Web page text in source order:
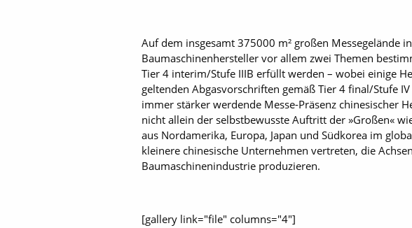
Auf dem insgesamt 375000 m² großen Messegelände
Baumaschinenhersteller vor allem zwei Themen
Tier 4 interim/Stufe IIIB erfüllt werden – wobei einige
geltenden Abgasvorschriften gemäß Tier 4 final/Stufe
immer stärker werdende Messe-Präsenz chinesischer
nicht allein der selbstbewusste Auftritt der »Großen«
aus Nordamerika, Europa, Japan und Südkorea im
kleinere chinesische Unternehmen vertreten, die
Baumaschinenindustrie produzieren.
[gallery link="file" columns="4"]